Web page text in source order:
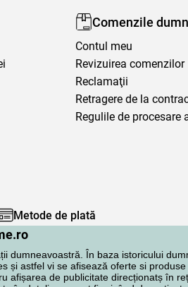
dumneavoastră. În baza istoricului
și astfel vi se afisează oferte si
afișarea de publicitate direcționatș în
Comenzile
Contul meu
Revizuirea comenzilor
Reclamaţii
Retragere de la
Regulile de procesare
Metode de plată